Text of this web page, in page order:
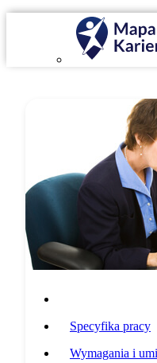
Specyfika pracy
Wymagania i